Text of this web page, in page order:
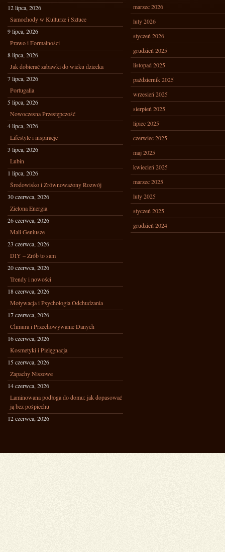
12 lipca, 2026
Samochody w Kulturze i Sztuce
9 lipca, 2026
Prawo i Formalności
8 lipca, 2026
Jak dobierać zabawki do wieku dziecka
7 lipca, 2026
Portugalia
5 lipca, 2026
Nowoczesna Przestępczość
4 lipca, 2026
Lifestyle i inspiracje
3 lipca, 2026
Lubin
1 lipca, 2026
Środowisko i Zrównoważony Rozwój
30 czerwca, 2026
Zielona Energia
26 czerwca, 2026
Mali Geniusze
23 czerwca, 2026
DIY – Zrób to sam
20 czerwca, 2026
Trendy i nowości
18 czerwca, 2026
Motywacja i Psychologia Odchudzania
17 czerwca, 2026
Chmura i Przechowywanie Danych
16 czerwca, 2026
Kosmetyki i Pielęgnacja
15 czerwca, 2026
Zapachy Niszowe
14 czerwca, 2026
Laminowana podłoga do domu: jak dopasować
ją bez pośpiechu
12 czerwca, 2026
marzec 2026
luty 2026
styczeń 2026
grudzień 2025
listopad 2025
październik 2025
wrzesień 2025
sierpień 2025
lipiec 2025
czerwiec 2025
maj 2025
kwiecień 2025
marzec 2025
luty 2025
styczeń 2025
grudzień 2024